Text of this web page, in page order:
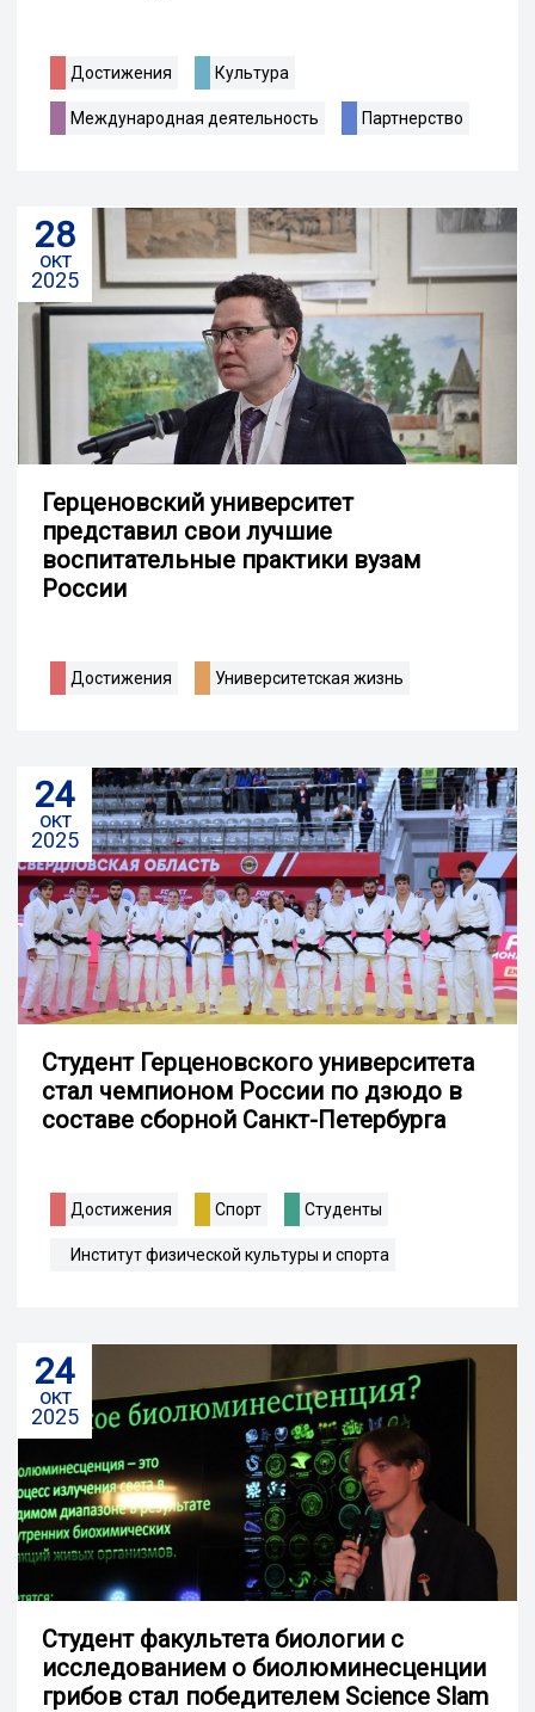
Достижения Культура
Международная деятельность Партнерство
28
окт
2025
Герценовский университет
представил свои лучшие
воспитательные практики вузам
России
Достижения Университетская жизнь
24
окт
2025
Студент Герценовского университета
стал чемпионом России по дзюдо в
составе сборной Санкт-Петербурга
Достижения Спорт Студенты
Институт физической культуры и спорта
24
окт
2025
Студент факультета биологии с
исследованием о биолюминесценции
грибов стал победителем Science Slam